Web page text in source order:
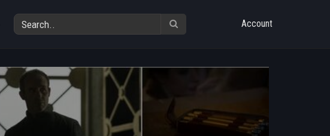
Account